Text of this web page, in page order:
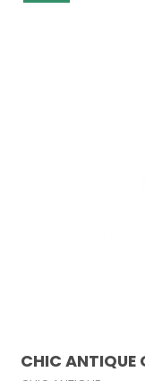
CHIC ANTIQUE